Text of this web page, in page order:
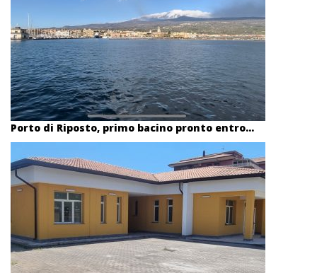
Porto di Riposto, primo bacino pronto entro...